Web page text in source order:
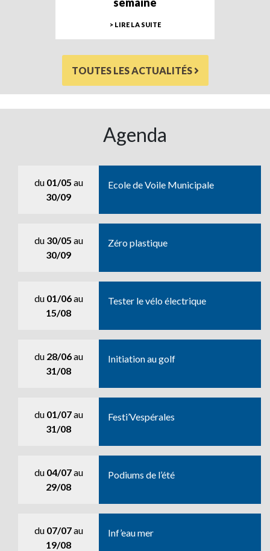
> LIRE LA SUITE
TOUTES LES ACTUALITÉS
Agenda
du 01/05 au
30/09
Ecole de Voile Municipale
du 30/05 au
30/09
Zéro plastique
du 01/06au
15/08
Tester le vélo électrique
du 28/06au
31/08
Initiation au golf
du 01/07au
31/08
Festi’Vespérales
du 04/07au
29/08
Podiums de l’été
du 07/07au
19/08
Inf’eau mer